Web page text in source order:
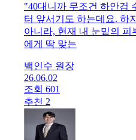
"40대니까 무조건 하안검
터 앞서기도 하는데요. 하
아니라, 현재 내 눈밑의
에게 딱 맞는
백인수 원장
26.06.02
조회 601
추천 2